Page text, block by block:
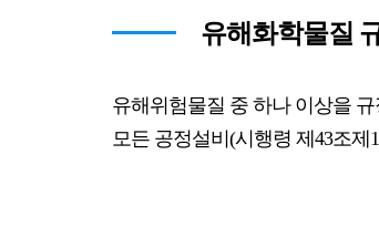
유해화학물질
유해위험물질 중 하나 이상을
모든 공정설비(시행령 제43조제